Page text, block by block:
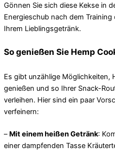
Gönnen Sie sich diese Kekse in
Energieschub nach dem
Ihrem Lieblingsgetränk.
So genießen Sie Hemp
Es gibt unzählige Möglichkeiten,
genießen und so Ihrer Snack-
verleihen. Hier sind ein paar
verfeinern:
– Mit einem heißen Getränk:
einer dampfenden Tasse